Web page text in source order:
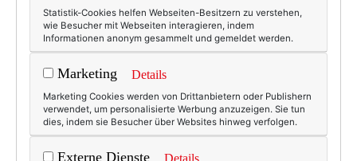
Statistik-Cookies helfen Webseiten-Besitzern zu verstehen,
wie Besucher mit Webseiten interagieren, indem
Informationen anonym gesammelt und gemeldet werden.
Marketing Details
Marketing Cookies werden von Drittanbietern oder Publishern
verwendet, um personalisierte Werbung anzuzeigen. Sie tun
dies, indem sie Besucher über Websites hinweg verfolgen.
Externe Dienste Details